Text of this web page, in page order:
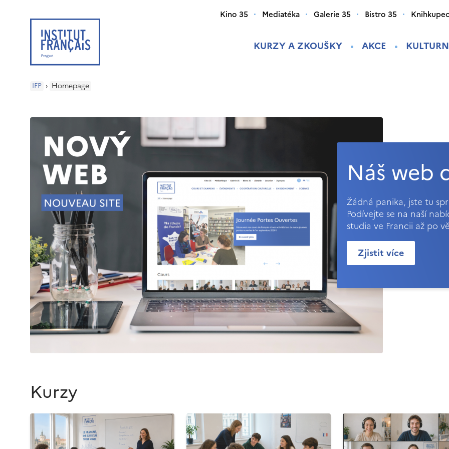
KURZY A ZKOUŠKY AKCE
Kino 35 Mediatéka Galerie 35 Bistro 35
IFP › Homepage
Náš web
Žádná panika, jste tu
Podívejte se na naší
studia ve Francii až po
Zjistit více
Kurzy